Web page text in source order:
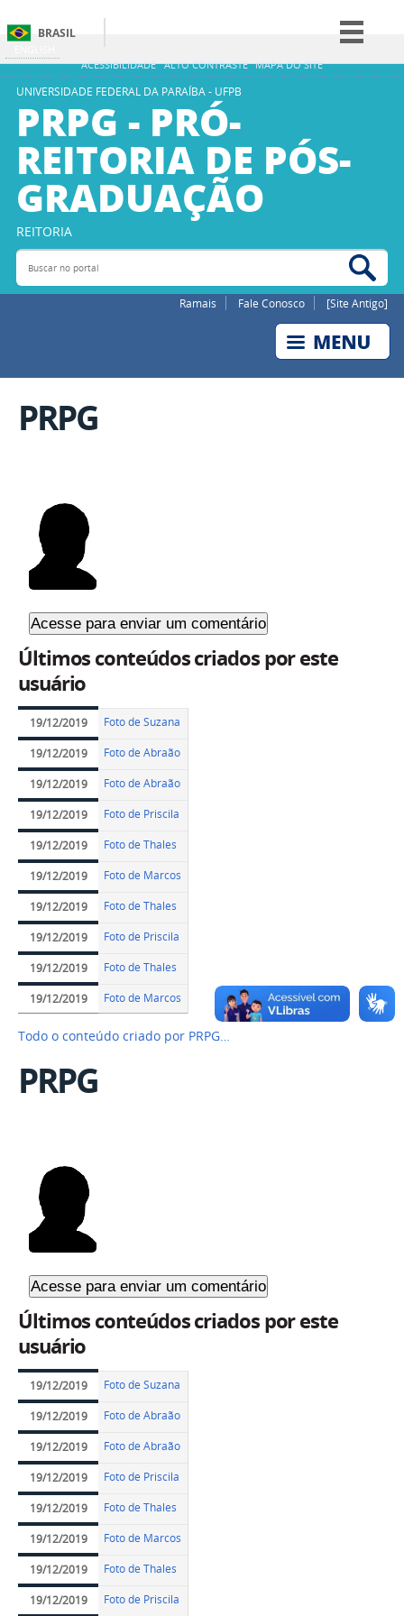
ACESSIBILIDADE ALTO CONTRASTE MAPA DO SITE
BRASIL
Simplifique!
Acesso à informação
Legislação
UNIVERSIDADE FEDERAL DA PARAÍBA - UFPB
PRPG - PRÓ-
REITORIA DE PÓS-
GRADUAÇÃO
REITORIA
Buscar no portal
Ramais Fale Conosco [Site Antigo]
PRPG
Últimos conteúdos criados por este
usuário
19/12/2019 Foto de Suzana
19/12/2019 Foto de Abraão
19/12/2019 Foto de Abraão
19/12/2019 Foto de Priscila
19/12/2019 Foto de Thales
19/12/2019 Foto de Marcos
19/12/2019 Foto de Thales
19/12/2019 Foto de Priscila
19/12/2019 Foto de Thales
19/12/2019 Foto de Marcos
Todo o conteúdo criado por PRPG…
PRPG
Últimos conteúdos criados por este
usuário
19/12/2019 Foto de Suzana
19/12/2019 Foto de Abraão
19/12/2019 Foto de Abraão
19/12/2019 Foto de Priscila
19/12/2019 Foto de Thales
19/12/2019 Foto de Marcos
19/12/2019 Foto de Thales
19/12/2019 Foto de Priscila